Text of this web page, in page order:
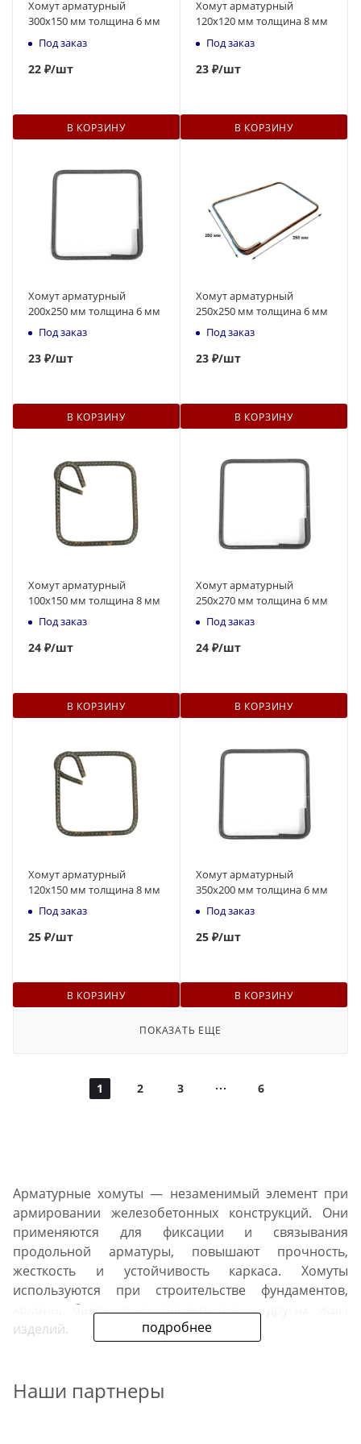
Хомут арматурный
300х150 мм толщина 6 мм
Под заказ
22 ₽/шт
В КОРЗИНУ
Хомут арматурный
120х120 мм толщина 8 мм
Под заказ
23 ₽/шт
В КОРЗИНУ
Хомут арматурный
200х250 мм толщина 6 мм
Под заказ
23 ₽/шт
В КОРЗИНУ
Хомут арматурный
250х250 мм толщина 6 мм
Под заказ
23 ₽/шт
В КОРЗИНУ
Хомут арматурный
100х150 мм толщина 8 мм
Под заказ
24 ₽/шт
В КОРЗИНУ
Хомут арматурный
250х270 мм толщина 6 мм
Под заказ
24 ₽/шт
В КОРЗИНУ
Хомут арматурный
120х150 мм толщина 8 мм
Под заказ
25 ₽/шт
В КОРЗИНУ
Хомут арматурный
350х200 мм толщина 6 мм
Под заказ
25 ₽/шт
В КОРЗИНУ
ПОКАЗАТЬ ЕЩЕ
1 2 3 6
подробнее
Арматурные хомуты — незаменимый элемент при
армировании железобетонных конструкций. Они
применяются для фиксации и связывания
продольной арматуры, повышают прочность,
жесткость и устойчивость каркаса. Хомуты
используются при строительстве фундаментов,
колонн, балок, плит перекрытий и других ЖБИ
изделий.
хомуты оптом и в розницу с доставкой по всей
России. В нашем каталоге представлены изделия
Наши партнеры